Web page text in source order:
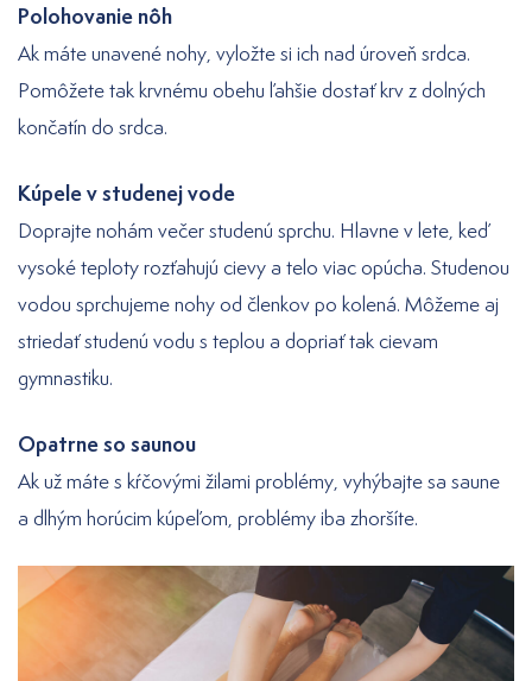
Polohovanie nôh
Ak máte unavené nohy, vyložte si ich nad úroveň srdca.
Pomôžete tak krvnému obehu ľahšie dostať krv z dolných
končatín do srdca.
Kúpele v studenej vode
Doprajte nohám večer studenú sprchu. Hlavne v lete, keď
vysoké teploty rozťahujú cievy a telo viac opúcha. Studenou
vodou sprchujeme nohy od členkov po kolená. Môžeme aj
striedať studenú vodu s teplou a dopriať tak cievam
gymnastiku.
Opatrne so saunou
Ak už máte s kŕčovými žilami problémy, vyhýbajte sa saune
a dlhým horúcim kúpeľom, problémy iba zhoršíte.